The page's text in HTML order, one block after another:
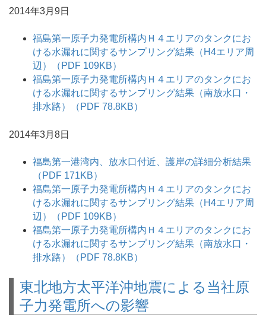
2014年3月9日
福島第一原子力発電所構内Ｈ４エリアのタンクにお
ける水漏れに関するサンプリング結果（H4エリア周
辺）（PDF 109KB）
福島第一原子力発電所構内Ｈ４エリアのタンクにお
ける水漏れに関するサンプリング結果（南放水口・
排水路）（PDF 78.8KB）
2014年3月8日
福島第一港湾内、放水口付近、護岸の詳細分析結果
（PDF 171KB）
福島第一原子力発電所構内Ｈ４エリアのタンクにお
ける水漏れに関するサンプリング結果（H4エリア周
辺）（PDF 109KB）
福島第一原子力発電所構内Ｈ４エリアのタンクにお
ける水漏れに関するサンプリング結果（南放水口・
排水路）（PDF 78.8KB）
東北地方太平洋沖地震による当社原
子力発電所への影響